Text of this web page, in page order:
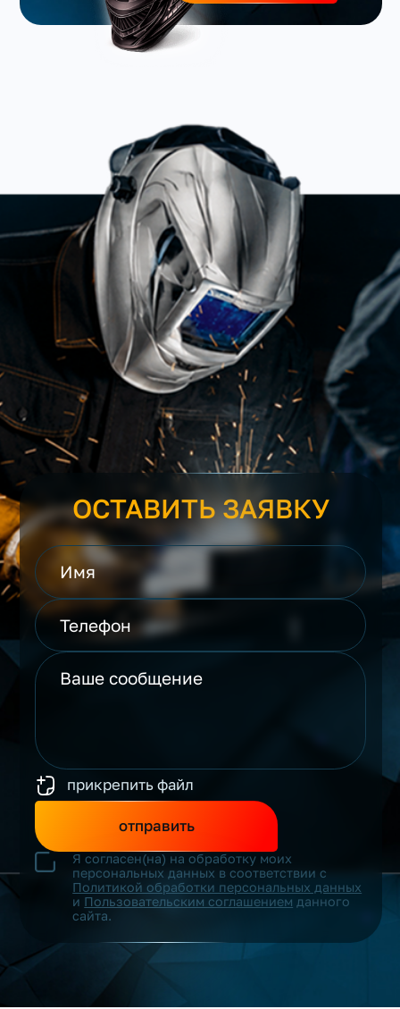
ОСТАВИТЬ ЗАЯВКУ
прикрепить файл
отправить
Я согласен(на) на обработку моих
персональных данных в соответствии с
Политикой обработки персональных данных
и Пользовательским соглашением данного
сайта.